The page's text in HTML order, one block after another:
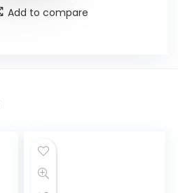
Add to compare